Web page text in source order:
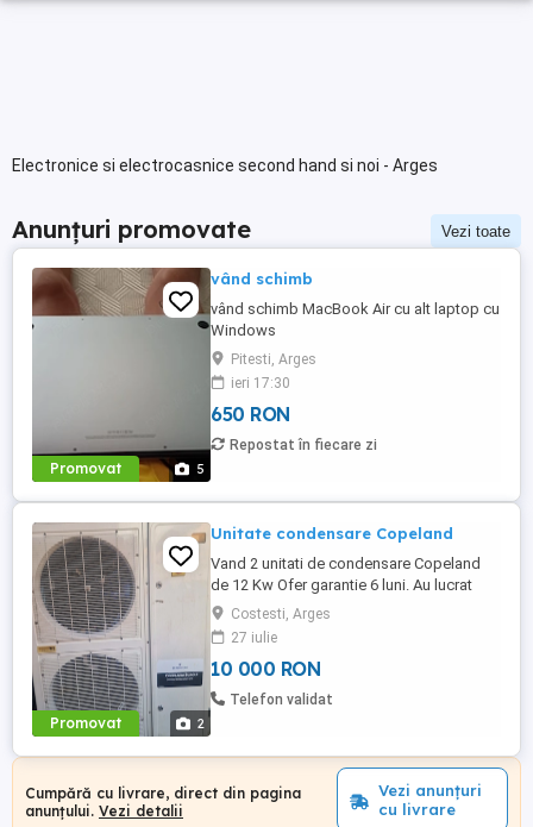
Electronice si electrocasnice second hand si noi - Arges
Anunțuri promovate Vezi toate
Promovat 5
vând schimb
vând schimb MacBook Air cu alt laptop cu
Windows
Pitesti, Arges
ieri 17:30
650 RON
Repostat în fiecare zi
Promovat 2
Unitate condensare Copeland
Vand 2 unitati de condensare Copeland
de 12 Kw Ofer garantie 6 luni. Au lucrat
decat 2 luni
Costesti, Arges
27 iulie
10 000 RON
Telefon validat
Cumpără cu livrare, direct din pagina
anunțului. Vezi detalii
Vezi anunțuri
cu livrare